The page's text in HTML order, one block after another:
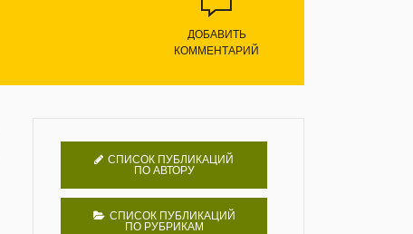
ДОБАВИТЬ
КОММЕНТАРИЙ
СПИСОК ПУБЛИКАЦИЙ
ПО АВТОРУ
СПИСОК ПУБЛИКАЦИЙ
ПО РУБРИКАМ